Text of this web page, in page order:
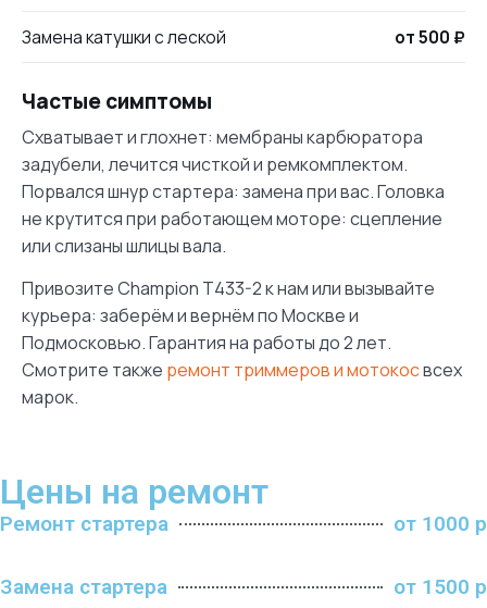
Замена катушки с леской от 500 ₽
Частые симптомы
Схватывает и глохнет: мембраны карбюратора
задубели, лечится чисткой и ремкомплектом.
Порвался шнур стартера: замена при вас. Головка
не крутится при работающем моторе: сцепление
или слизаны шлицы вала.
Привозите Champion T433-2 к нам или вызывайте
курьера: заберём и вернём по Москве и
Подмосковью. Гарантия на работы до 2 лет.
Смотрите также ремонт триммеров и мотокосвсех
марок.
Цены на ремонт
Ремонт стартера от 1000 р
Замена стартера от 1500 р